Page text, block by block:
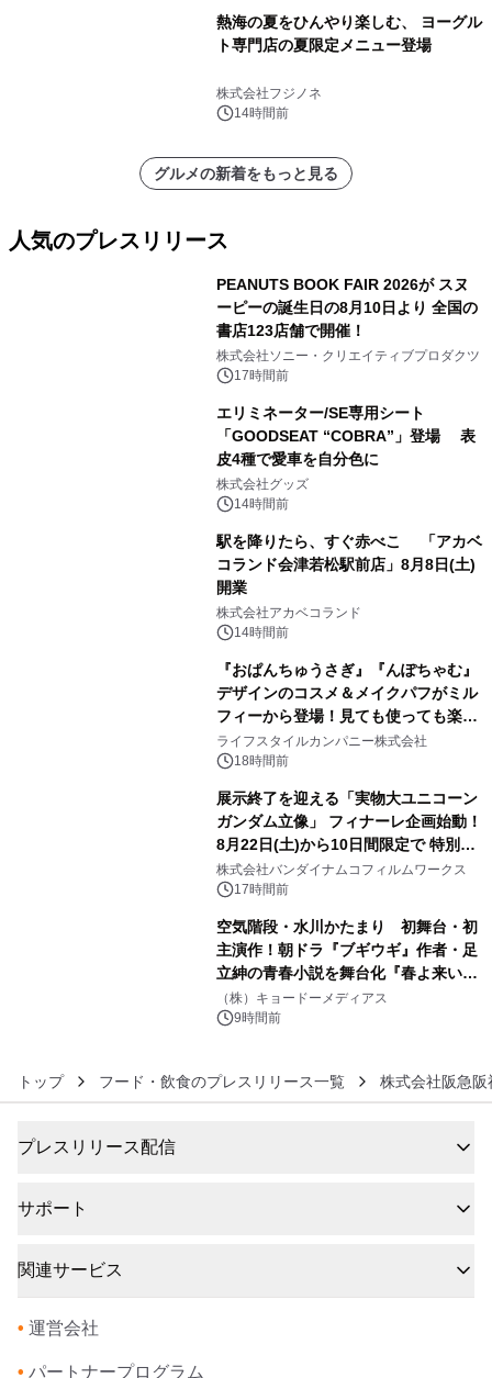
熱海の夏をひんやり楽しむ、 ヨーグル
ト専門店の夏限定メニュー登場
株式会社フジノネ
14時間前
グルメの新着をもっと見る
人気のプレスリリース
PEANUTS BOOK FAIR 2026が スヌ
ーピーの誕生日の8月10日より 全国の
書店123店舗で開催！
株式会社ソニー・クリエイティブプロダクツ
17時間前
エリミネーター/SE専用シート
「GOODSEAT “COBRA”」登場 表
皮4種で愛車を自分色に
株式会社グッズ
14時間前
駅を降りたら、すぐ赤べこ 「アカベ
コランド会津若松駅前店」8月8日(土)
開業
株式会社アカベコランド
14時間前
『おぱんちゅうさぎ』『んぽちゃむ』
デザインのコスメ＆メイクパフがミル
フィーから登場！見ても使っても楽し
い、ポップでキュートなコレクショ
ン。
ライフスタイルカンパニー株式会社
18時間前
展示終了を迎える「実物大ユニコーン
ガンダム立像」 フィナーレ企画始動！
8月22日(土)から10日間限定で 特別映
像『UNICORN GUNDAM Statue ―
BEYOND POSSIBILITY ―』を上映！
株式会社バンダイナムコフィルムワークス
17時間前
空気階段・水川かたまり 初舞台・初
主演作！朝ドラ『ブギウギ』作者・足
立紳の青春小説を舞台化『春よ来い、
マジで来い』キービジュアル解禁！
（株）キョードーメディアス
9時間前
トップ フード・飲食のプレスリリース一覧 株式会社阪急阪
プレスリリース配信
サポート
関連サービス
• 運営会社
• パートナープログラム